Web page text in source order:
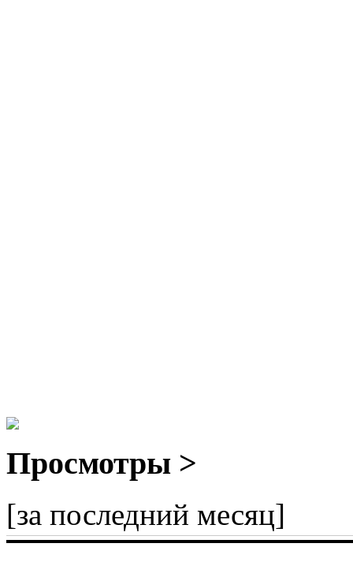
Просмотры >
[за последний месяц]